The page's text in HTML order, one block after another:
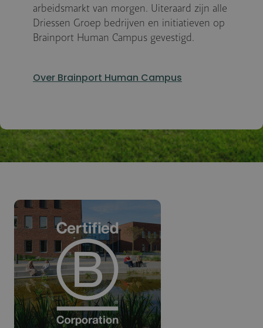
arbeidsmarkt van morgen. Uiteraard zijn alle
Driessen Groep bedrijven en initiatieven op
Brainport Human Campus gevestigd.
Over Brainport Human Campus